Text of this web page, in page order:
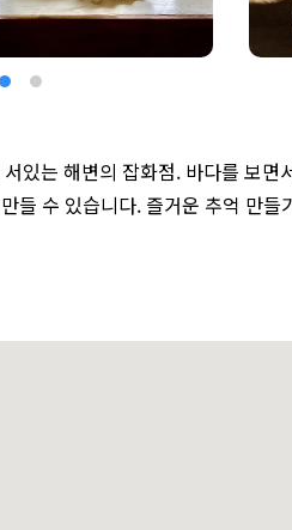
있는 해변의 잡화점. 바다를 보면
들 수 있습니다. 즐거운 추억 만들